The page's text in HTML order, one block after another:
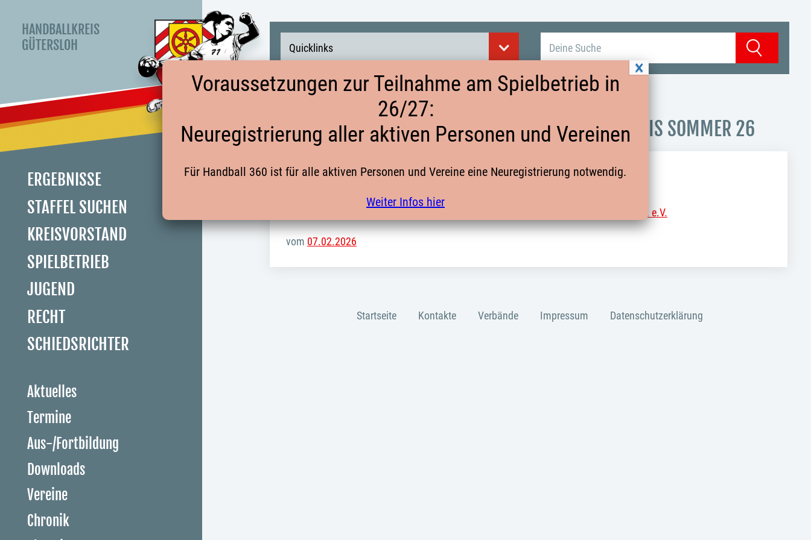
HANDBALLKREIS
GÜTERSLOH
ERGEBNISSE
STAFFEL SUCHEN
KREISVORSTAND
SPIELBETRIEB
JUGEND
RECHT
SCHIEDSRICHTER
Aktuelles
Termine
Aus-/Fortbildung
Downloads
Vereine
Chronik
Quicklinks Suchen
TERMINE DER KREISAUSWAHL + TORWARTTRAINING BIS SOMMER 26
Hier findet Ihr die Termine bis Sommer 2026:
Termine der Kreisauswahl + Torwarttraining bis Sommer 26 – Handballkreis Gütersloh e.V.
vom 07.02.2026
Startseite Kontakte Verbände Impressum Datenschutzerklärung
Voraussetzungen zur Teilnahme am Spielbetrieb in
26/27:
Neuregistrierung aller aktiven Personen und Vereinen
Für Handball 360 ist für alle aktiven Personen und Vereine eine Neuregistrierung notwendig.
Weiter Infos hier